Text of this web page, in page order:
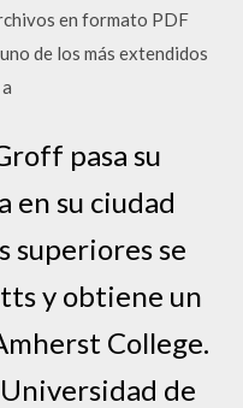
en formato PDF
de los más extendidos
pasa su
en su ciudad
superiores se
y obtiene un
College.
de